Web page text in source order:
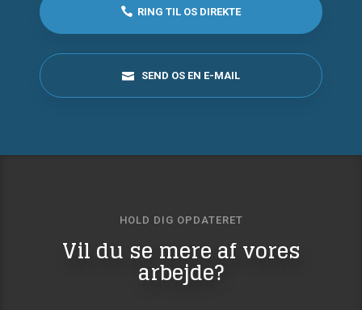
RING TIL OS DIREKTE
SEND OS EN E-MAIL
HOLD DIG OPDATERET​
​​Vil du se mere af vores
arbejde?